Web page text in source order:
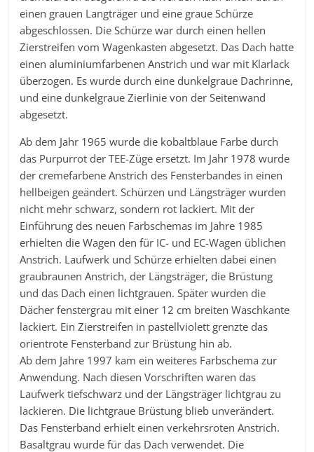
einen grauen Langträger und eine graue Schürze
abgeschlossen. Die Schürze war durch einen hellen
Zierstreifen vom Wagenkasten abgesetzt. Das Dach hatte
einen aluminiumfarbenen Anstrich und war mit Klarlack
überzogen. Es wurde durch eine dunkelgraue Dachrinne,
und eine dunkelgraue Zierlinie von der Seitenwand
abgesetzt.
Ab dem Jahr 1965 wurde die kobaltblaue Farbe durch
das Purpurrot der TEE-Züge ersetzt. Im Jahr 1978 wurde
der cremefarbene Anstrich des Fensterbandes in einen
hellbeigen geändert. Schürzen und Längsträger wurden
nicht mehr schwarz, sondern rot lackiert. Mit der
Einführung des neuen Farbschemas im Jahre 1985
erhielten die Wagen den für IC- und EC-Wagen üblichen
Anstrich. Laufwerk und Schürze erhielten dabei einen
graubraunen Anstrich, der Längsträger, die Brüstung
und das Dach einen lichtgrauen. Später wurden die
Dächer fenstergrau mit einer 12 cm breiten Waschkante
lackiert. Ein Zierstreifen in pastellviolett grenzte das
orientrote Fensterband zur Brüstung hin ab.
Ab dem Jahre 1997 kam ein weiteres Farbschema zur
Anwendung. Nach diesen Vorschriften waren das
Laufwerk tiefschwarz und der Längsträger lichtgrau zu
lackieren. Die lichtgraue Brüstung blieb unverändert.
Das Fensterband erhielt einen verkehrsroten Anstrich.
Basaltgrau wurde für das Dach verwendet. Die